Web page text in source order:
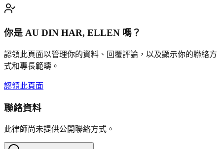
你是 AU DIN HAR, ELLEN 嗎？
認領此頁面以管理你的資料、回覆評論，以及顯示你的聯絡方
式和專長範疇。
認領此頁面
聯絡資料
此律師尚未提供公開聯絡方式。